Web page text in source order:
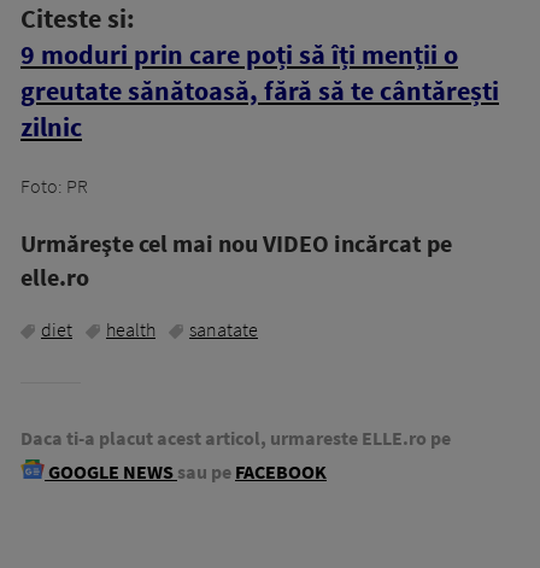
Citeste si:
9 moduri prin care poți să îți menții o
greutate sănătoasă, fără să te cântărești
zilnic
Foto: PR
Urmăreşte cel mai nou VIDEO incărcat pe
elle.ro
diet health sanatate
Daca ti-a placut acest articol, urmareste ELLE.ro pe
GOOGLE NEWS sau pe FACEBOOK